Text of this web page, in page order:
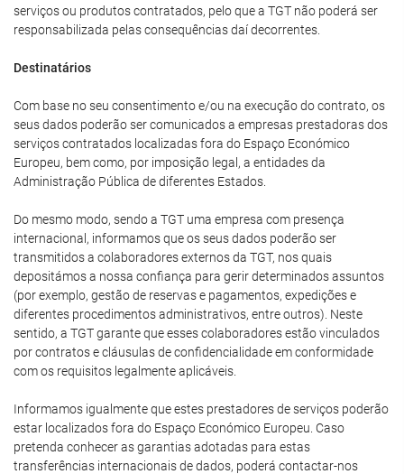
serviços ou produtos contratados, pelo que a TGT não poderá ser
responsabilizada pelas consequências daí decorrentes.
Destinatários
Com base no seu consentimento e/ou na execução do contrato, os
seus dados poderão ser comunicados a empresas prestadoras dos
serviços contratados localizadas fora do Espaço Económico
Europeu, bem como, por imposição legal, a entidades da
Administração Pública de diferentes Estados.
Do mesmo modo, sendo a TGT uma empresa com presença
internacional, informamos que os seus dados poderão ser
transmitidos a colaboradores externos da TGT, nos quais
depositámos a nossa confiança para gerir determinados assuntos
(por exemplo, gestão de reservas e pagamentos, expedições e
diferentes procedimentos administrativos, entre outros). Neste
sentido, a TGT garante que esses colaboradores estão vinculados
por contratos e cláusulas de confidencialidade em conformidade
com os requisitos legalmente aplicáveis.
Informamos igualmente que estes prestadores de serviços poderão
estar localizados fora do Espaço Económico Europeu. Caso
pretenda conhecer as garantias adotadas para estas
transferências internacionais de dados, poderá contactar-nos